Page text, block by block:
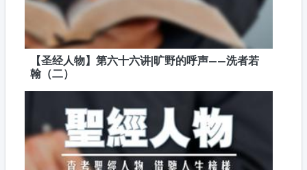
【圣经人物】第六十六讲|旷野的呼声——洗者若
翰（二）